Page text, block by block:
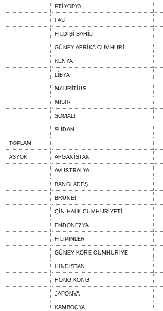
ETİYOPYA
FAS
FİLDİŞİ SAHİLİ
GÜNEY AFRİKA CUMHURİ
KENYA
LİBYA
MAURİTİUS
MISIR
SOMALI
SUDAN
TOPLAM
ASYOK AFGANİSTAN
AVUSTRALYA
BANGLADEŞ
BRUNEI
ÇİN HALK CUMHURİYETİ
ENDONEZYA
FILIPINLER
GÜNEY KORE CUMHURİYE
HINDISTAN
HONG KONG
JAPONYA
KAMBOÇYA